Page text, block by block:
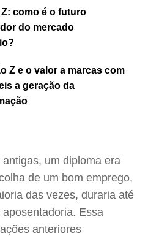
como é o futuro
do mercado
Z e o valor a marcas com
a geração da
um diploma era
de um bom emprego,
das vezes, duraria até
Essa
anteriores